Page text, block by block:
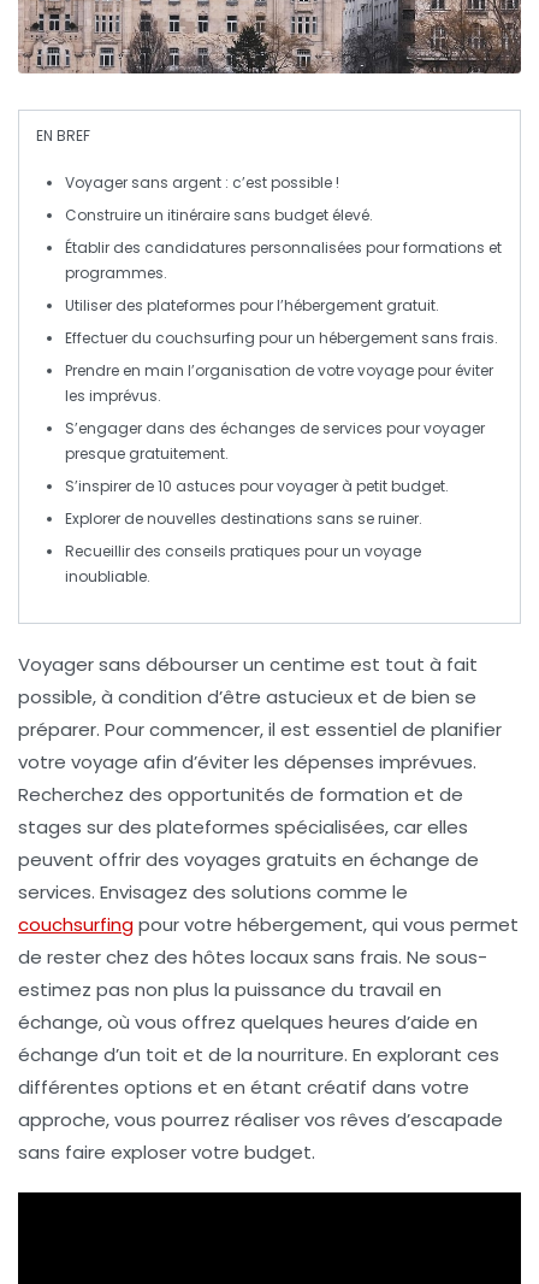
EN BREF
Voyager sans argent : c’est possible !
Construire un itinéraire sans budget élevé.
Établir des candidatures personnalisées pour formations et
programmes.
Utiliser des plateformes pour l’hébergement gratuit.
Effectuer du couchsurfing pour un hébergement sans frais.
Prendre en main l’organisation de votre voyage pour éviter
les imprévus.
S’engager dans des échanges de services pour voyager
presque gratuitement.
S’inspirer de10 astuces pour voyager à petit budget.
Explorer de nouvelles destinations sans se ruiner.
Recueillir des conseils pratiques pour un voyage
inoubliable.
Voyager sans débourser un centime est tout à fait
possible, à condition d’être astucieux et de bien se
préparer. Pour commencer, il est essentiel de planifier
votre voyage afin d’éviter les dépenses imprévues.
Recherchez des opportunités de formation et de
stages sur des plateformes spécialisées, car elles
peuvent offrir des voyages gratuits en échange de
services. Envisagez des solutions comme le
couchsurfingpour votre hébergement, qui vous permet
de rester chez des hôtes locaux sans frais. Ne sous-
estimez pas non plus la puissance du travail en
échange, où vous offrez quelques heures d’aide en
échange d’un toit et de la nourriture. En explorant ces
différentes options et en étant créatif dans votre
approche, vous pourrez réaliser vos rêves d’escapade
sans faire exploser votre budget.